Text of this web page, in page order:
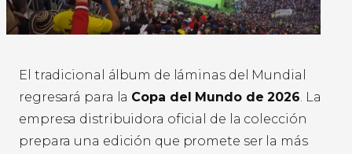
El tradicional álbum de láminas del Mundial
regresará para la Copa del Mundo de 2026. La
empresa distribuidora oficial de la colección
prepara una edición que promete ser la más